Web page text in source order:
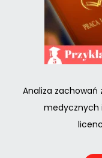
Analiza
medycznych